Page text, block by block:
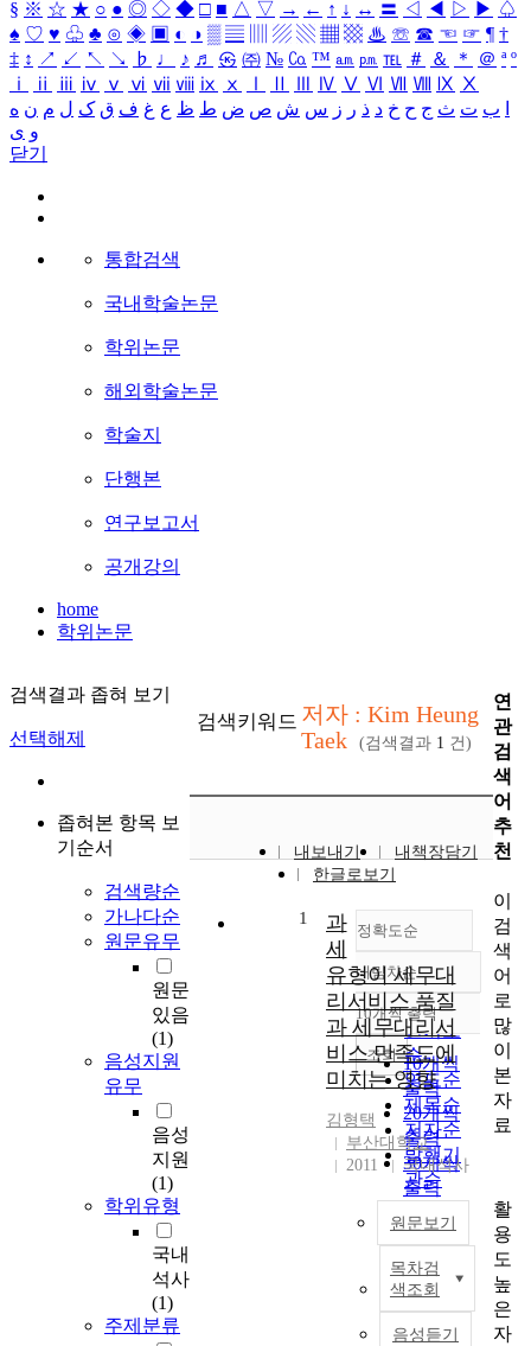
§ ※ ☆ ★ ○ ● ◎ ◇ ◆ □ ■ △ ▽ → ← ↑ ↓ ↔ 〓 ◁ ◀ ▷ ▶ ♤
♠ ♡ ♥ ♧ ♣ ⊙ ◈ ▣ ◐ ◑ ▒ ▤ ▨ ▧ ▦ ▩ ♨ ☏ ☎ ☜ ☞ ¶ †
‡ ↕ ↗ ↙ ↖ ↘ ♭ ♩ ♪ ♬ ㉿ ㈜ № ㏇ ™ ㏂ ㏘ ℡ ＃ ＆ ＊ ＠ ª º
ⅰ
ⅱ ⅲ ⅳ ⅴ ⅵ ⅶ ⅷ ⅸ ⅹ Ⅳ Ⅴ Ⅵ Ⅶ Ⅷ Ⅸ Ⅹ
ب ت ث ج ح خ د ذ ر ز س ش ص ض ط ظ ع غ ف ق ک ل م ن ه
و ی
닫기
통합검색
국내학술논문
학위논문
해외학술논문
학술지
단행본
연구보고서
공개강의
home
학위논문
검색결과 좁혀 보기
선택해제
좁혀본 항목 보
기순서
검색량순
가나다순
원문유무
원문
있음
(1)
음성지원
유무
음성
지원
(1)
학위유형
국내
석사
(1)
주제분류
검색키워드 저자 : Kim Heung
Taek
(검색결과 1 건)
내보내기
내책장담기
한글로보기
정확도순
정확도
순
인기도
순
연도순
제목순
저자순
발행기
관순
내림차순
내림차순
10개씩 출력
10개씩
출력
20개씩
출력
30개씩
출력
50개씩
100개씩
출력
조회
1
과
세
유형이 세무대
리서비스 품질
과 세무대리서
비스 만족도에
미치는 영향
김형택
부산대학교
2011
국내석사
원문보기
목차검
색조회
음성듣기
연
관
검
색
어
추
천
이
검
색
어
로
많
이
본
자
료
활
용
도
높
은
자